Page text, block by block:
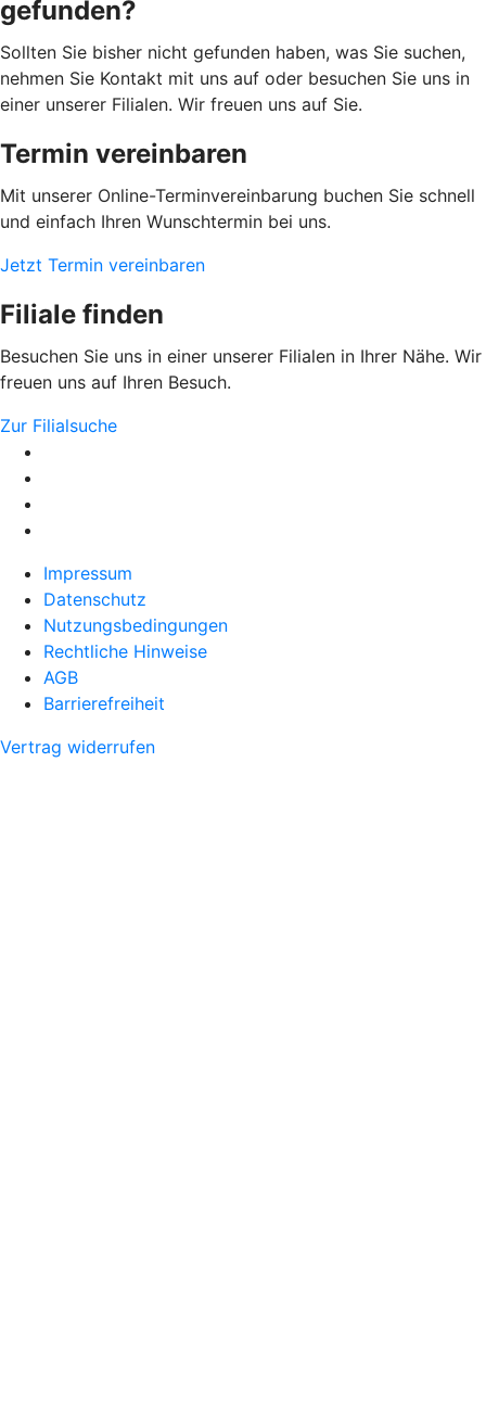
gefunden?
Sollten Sie bisher nicht gefunden haben, was Sie suchen,
nehmen Sie Kontakt mit uns auf oder besuchen Sie uns in
einer unserer Filialen. Wir freuen uns auf Sie.
Termin vereinbaren
Mit unserer Online-Terminvereinbarung buchen Sie schnell
und einfach Ihren Wunschtermin bei uns.
Jetzt Termin vereinbaren
Filiale finden
Besuchen Sie uns in einer unserer Filialen in Ihrer Nähe. Wir
freuen uns auf Ihren Besuch.
Zur Filialsuche
Impressum
Datenschutz
Nutzungsbedingungen
Rechtliche Hinweise
AGB
Barrierefreiheit
Vertrag widerrufen